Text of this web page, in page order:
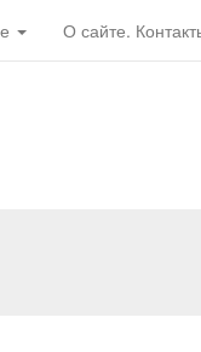
О сайте.